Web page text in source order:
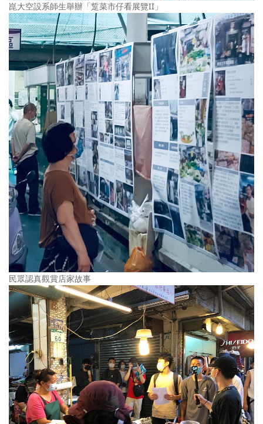
崑大空設系師生舉辦「踅菜市仔看展覽II」
民眾認真觀賞店家故事